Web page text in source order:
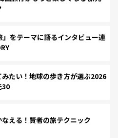
をテーマに語るインタビュー連
たい！地球の歩き方が選ぶ2026
30
える！賢者の旅テクニック